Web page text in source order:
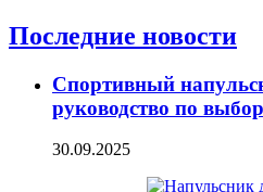
Последние новости
Спортивный
руководство по
30.09.2025